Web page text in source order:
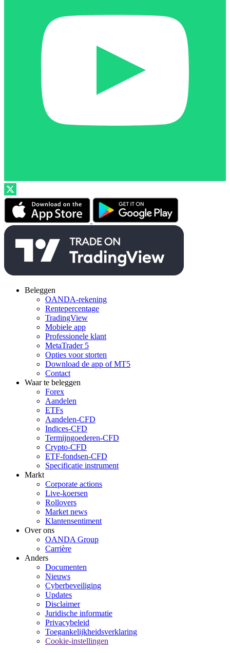
Beleggen
OANDA-rekening
Rentepercentage
TradingView
Mobiele app
Professionele klant
MetaTrader 5
Opties voor storten
Download de app of MT5
Contact
Waar te beleggen
Forex
Aandelen
ETFs
Aandelen-CFD
Indices-CFD
Termijngoederen-CFD
Crypto-CFD
ETF-fondsen-CFD
Specificatie instrument
Markt
Corporate actions
Live-koersen
Rollovers
Market news
Klantensentiment
Over ons
OANDA Group
Carrière
Anders
Documenten
Nieuws
Cyberbeveiliging
Updates
Disclaimer
Juridische informatie
Privacybeleid
Toegankelijkheidsverklaring
Cookie-instellingen